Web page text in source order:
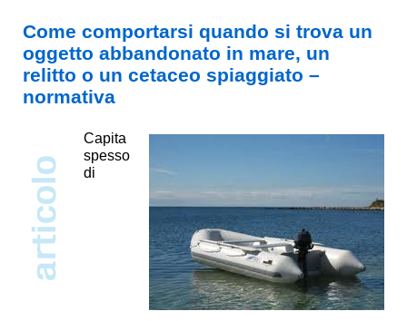
Come comportarsi quando si trova un
oggetto abbandonato in mare, un
relitto o un cetaceo spiaggiato –
normativa
Capita
spesso
di